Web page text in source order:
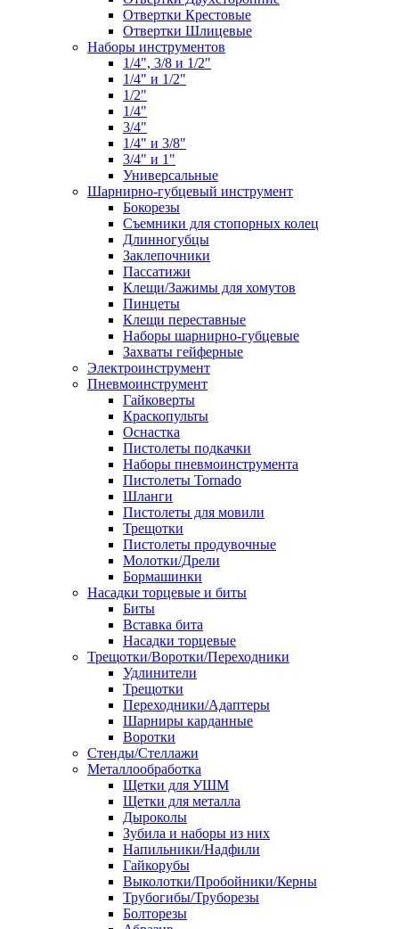
Отвертки Крестовые
Отвертки Шлицевые
Наборы инструментов
1/4", 3/8 и 1/2"
1/4" и 1/2"
1/2"
1/4"
3/4"
1/4" и 3/8"
3/4" и 1"
Универсальные
Шарнирно-губцевый инструмент
Бокорезы
Съемники для стопорных колец
Длинногубцы
Заклепочники
Пассатижи
Клещи/Зажимы для хомутов
Пинцеты
Клещи переставные
Наборы шарнирно-губцевые
Захваты гейферные
Электроинструмент
Пневмоинструмент
Гайковерты
Краскопульты
Оснастка
Пистолеты подкачки
Наборы пневмоинструмента
Пистолеты Tornado
Шланги
Пистолеты для мовили
Трещотки
Пистолеты продувочные
Молотки/Дрели
Бормашинки
Насадки торцевые и биты
Биты
Вставка бита
Насадки торцевые
Трещотки/Воротки/Переходники
Удлинители
Трещотки
Переходники/Адаптеры
Шарниры карданные
Воротки
Стенды/Стеллажи
Металлообработка
Щетки для УШМ
Щетки для металла
Дыроколы
Зубила и наборы из них
Напильники/Надфили
Гайкорубы
Выколотки/Пробойники/Керны
Трубогибы/Труборезы
Болторезы